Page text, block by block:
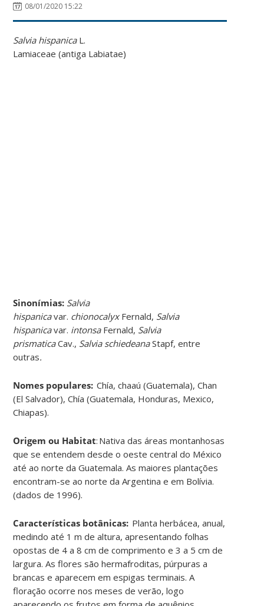
08/01/2020 15:22
Salvia hispanica L .
Lamiaceae(antiga Labiatae)
Sinonímias: Salvia
hispanicavar. chionocalyxFernald, Salvia
hispanicavar. intonsaFernald, Salvia
prismaticaCav., Salvia schiedeanaStapf, entre
outras.
Nomes populares: Chía, chaaú (Guatemala), Chan
(El Salvador), Chía (Guatemala, Honduras, Mexico,
Chiapas).
Origem ou Habitat: Nativa das áreas montanhosas
que se entendem desde o oeste central do México
até ao norte da Guatemala. As maiores plantações
encontram-se ao norte da Argentina e em Bolívia.
(dados de 1996).
Características botânicas: Planta herbácea, anual,
medindo até 1 m de altura, apresentando folhas
opostas de 4 a 8 cm de comprimento e 3 a 5 cm de
largura. As flores são hermafroditas, púrpuras a
brancas e aparecem em espigas terminais. A
floração ocorre nos meses de verão, logo